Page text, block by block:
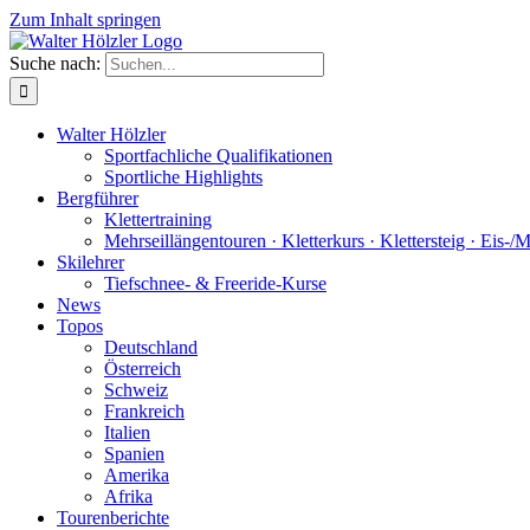
Zum Inhalt springen
Suche nach:
Walter Hölzler
Sportfachliche Qualifikationen
Sportliche Highlights
Bergführer
Klettertraining
Mehrseil­längen­touren · Kletterkurs · Klettersteig · Eis-/
Skilehrer
Tiefschnee- & Freeride-Kurse
News
Topos
Deutschland
Österreich
Schweiz
Frankreich
Italien
Spanien
Amerika
Afrika
Tourenberichte